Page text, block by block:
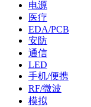
电源
医疗
EDA/PCB
安防
通信
LED
手机/便携
RF/微波
模拟